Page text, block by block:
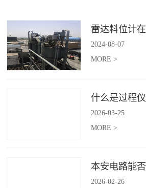
2024-08-07
MORE >
什么是过程仪
2026-03-25
MORE >
本安电路能
2026-02-26